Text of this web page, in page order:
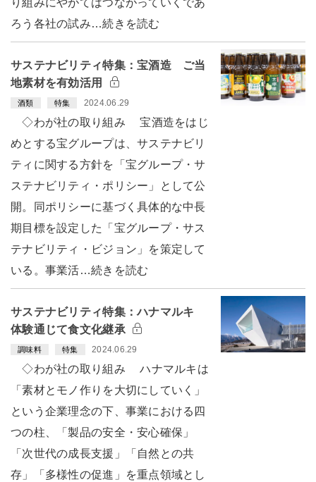
り組みにやがてはつながっていくであ
ろう各社の試み…続きを読む
サステナビリティ特集：宝酒造 ご当
地素材を有効活用
酒類 特集 2024.06.29
◇わが社の取り組み 宝酒造をはじ
めとする宝グループは、サステナビリ
ティに関する方針を「宝グループ・サ
ステナビリティ・ポリシー」として公
開。同ポリシーに基づく具体的な中長
期目標を設定した「宝グループ・サス
テナビリティ・ビジョン」を策定して
いる。事業活…続きを読む
サステナビリティ特集：ハナマルキ
体験通じて食文化継承
調味料 特集 2024.06.29
◇わが社の取り組み ハナマルキは
「素材とモノ作りを大切にしていく」
という企業理念の下、事業における四
つの柱、「製品の安全・安心確保」
「次世代の成長支援」「自然との共
存」「多様性の促進」を重点領域とし